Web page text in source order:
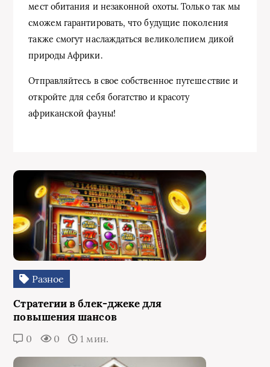
мест обитания и незаконной охоты. Только так мы
сможем гарантировать, что будущие поколения
также смогут наслаждаться великолепием дикой
природы Африки.
Отправляйтесь в свое собственное путешествие и
откройте для себя богатство и красоту
африканской фауны!
Разное
Стратегии в блек-джеке для
повышения шансов
0 0 1 мин.